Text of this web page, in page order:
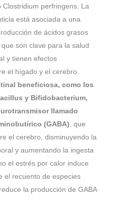
Clostridium perfringens. La
está asociada a una
de ácidos grasos
son clave para la salud
y tienen efectos
el hígado y el cerebro.
beneficiosa, como los
y Bifidobacterium,
llamado
(GABA) , que
el cerebro, disminuyendo la
y aumentando la ingesta
el estrés por calor induce
el recuento de especies
la producción de GABA